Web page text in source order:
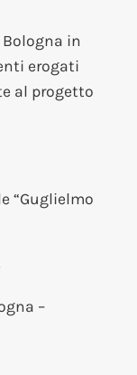
in
erogati
al progetto
“Guglielmo
–